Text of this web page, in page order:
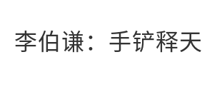
李伯谦：手铲释